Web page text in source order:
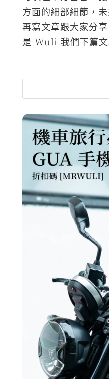
方面的細部細節，
再寫文章跟大家分
是 Wuli 我們下篇文